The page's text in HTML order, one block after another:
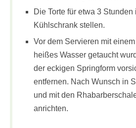
Die Torte für etwa 3 Stunden
Kühlschrank stellen.
Vor dem Servieren mit
heißes Wasser getaucht
der eckigen Springform
entfernen. Nach Wunsch in
und mit den
anrichten.